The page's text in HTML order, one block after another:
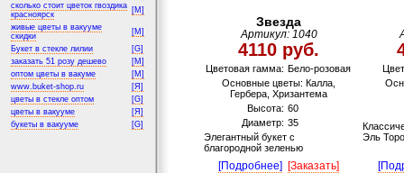
сколько стоит цветок гвоздика
красноярск
[M]
живые цветы в вакууме
скидки
[M]
Букет в стекле лилии
[G]
заказать 51 розу дешево
[M]
оптом цветы в вакуме
[M]
www.buket-shop.ru
[Я]
цветы в стекле оптом
[G]
цветы в вакууме
[Я]
букеты в вакууме
[G]
Звезда
Артикул: 1040
4110 руб.
Цветовая гамма: Бело-розовая
Основные цветы: Калла,
Гербера, Хризантема
Высота: 60
Диаметр: 35
Элегантный букет с
благородной зеленью
Эль Торо
[Подробнее] [Заказать]